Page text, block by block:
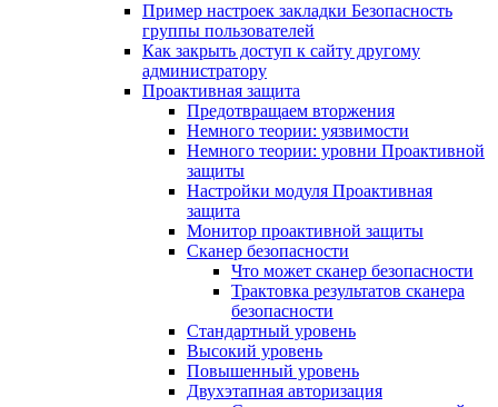
Пример настроек закладки Безопасность
группы пользователей
Как закрыть доступ к сайту другому
администратору
Проактивная защита
Предотвращаем вторжения
Немного теории: уязвимости
Немного теории: уровни Проактивной
защиты
Настройки модуля Проактивная
защита
Монитор проактивной защиты
Сканер безопасности
Что может сканер безопасности
Трактовка результатов сканера
безопасности
Стандартный уровень
Высокий уровень
Повышенный уровень
Двухэтапная авторизация